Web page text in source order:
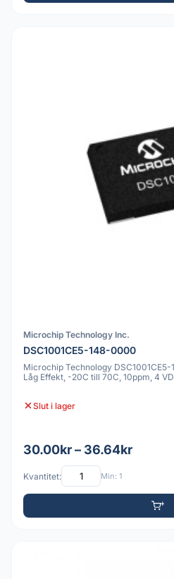
Microchip Technology Inc.
DSC1001CE5-148-0000
Microchip Technology
Låg Effekt, -20C till 70C, 10ppm, 4
Slut i lager
30.00kr – 36.64kr
Kvantitet: Min: 1